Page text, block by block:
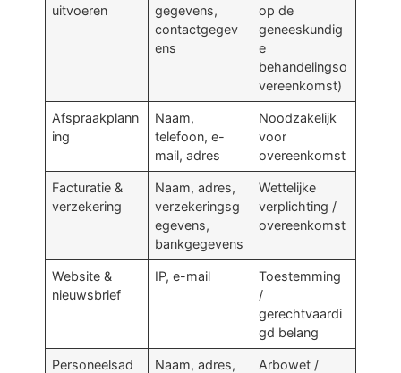
uitvoeren
gegevens,
contactgegev
ens
op de
geneeskundig
e
behandelingso
vereenkomst)
Afspraakplann
ing
Naam,
telefoon, e-
mail, adres
Noodzakelijk
voor
overeenkomst
Facturatie &
verzekering
Naam, adres,
verzekeringsg
egevens,
bankgegevens
Wettelijke
verplichting /
overeenkomst
Website &
nieuwsbrief
IP, e-mail
Toestemming
/
gerechtvaardi
gd belang
Personeelsad
Naam, adres,
Arbowet /